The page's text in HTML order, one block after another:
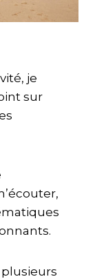
je
sur
plusieurs